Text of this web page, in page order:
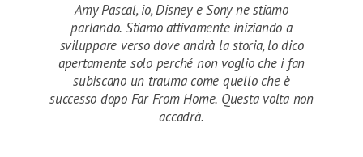
Amy Pascal, io, Disney e Sony ne stiamo
parlando. Stiamo attivamente iniziando a
sviluppare verso dove andrà la storia, lo dico
apertamente solo perché non voglio che i fan
subiscano un trauma come quello che è
successo dopo Far From Home. Questa volta non
accadrà.